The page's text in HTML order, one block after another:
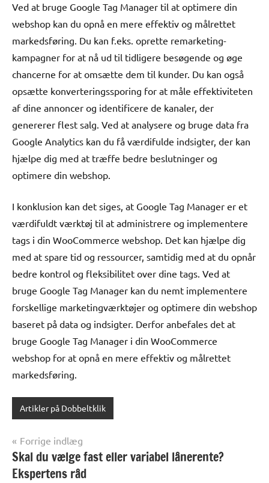
Ved at bruge Google Tag Manager til at optimere din
webshop kan du opnå en mere effektiv og målrettet
markedsføring. Du kan f.eks. oprette remarketing-
kampagner for at nå ud til tidligere besøgende og øge
chancerne for at omsætte dem til kunder. Du kan også
opsætte konverteringssporing for at måle effektiviteten
af dine annoncer og identificere de kanaler, der
genererer flest salg. Ved at analysere og bruge data fra
Google Analytics kan du få værdifulde indsigter, der kan
hjælpe dig med at træffe bedre beslutninger og
optimere din webshop.
I konklusion kan det siges, at Google Tag Manager er et
værdifuldt værktøj til at administrere og implementere
tags i din WooCommerce webshop. Det kan hjælpe dig
med at spare tid og ressourcer, samtidig med at du opnår
bedre kontrol og fleksibilitet over dine tags. Ved at
bruge Google Tag Manager kan du nemt implementere
forskellige marketingværktøjer og optimere din webshop
baseret på data og indsigter. Derfor anbefales det at
bruge Google Tag Manager i din WooCommerce
webshop for at opnå en mere effektiv og målrettet
markedsføring.
Artikler på Dobbeltklik
Indlægsnavigation
Forrige indlæg
Skal du vælge fast eller variabel lånerente?
Ekspertens råd